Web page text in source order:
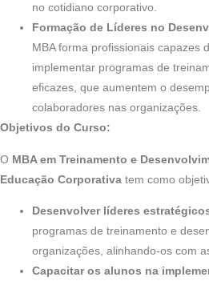
no cotidiano corporativo.
Formação de Líderes no
MBA forma profissionais capazes
implementar programas de
eficazes, que aumentem o
colaboradores nas organizações.
Objetivos do Curso:
O MBA em Treinamento e
Educação Corporativa tem como
Desenvolver líderes
programas de treinamento e
organizações, alinhando-os com
Capacitar os alunos na